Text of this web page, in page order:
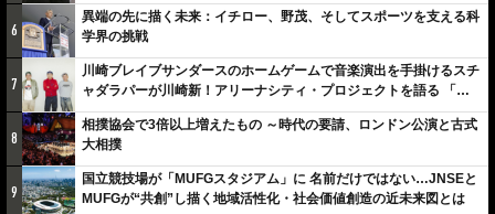
6
異端の先に描く未来：イチロー、野茂、そしてスポーツを支える科
学界の挑戦
7
川崎ブレイブサンダースのホームゲームで音楽演出を手掛けるスチ
ャダラパーが川崎新！アリーナシティ・プロジェクトを語る 「楽
しみでしかないでしょ。川崎は、ずっと成長曲線だから」
8
相撲協会で3倍以上増えたもの ～時代の要請、ロンドン公演と古式
大相撲
9
国立競技場が「MUFGスタジアム」に 名前だけではない…JNSEと
MUFGが“共創”し描く地域活性化・社会価値創造の近未来図とは